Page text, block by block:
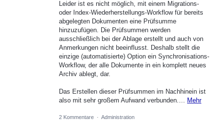
Leider ist es nicht möglich, mit einem Migrations-
oder Index-Wiederherstellungs-Workflow für bereits
abgelegten Dokumenten eine Prüfsumme
hinzuzufügen. Die Prüfsummen werden
ausschließlich bei der Ablage erstellt und auch von
Anmerkungen nicht beeinflusst. Deshalb stellt die
einzige (automatisierte) Option ein Synchronisations-
Workflow, der alle Dokumente in ein komplett neues
Archiv ablegt, dar.
Das Erstellen dieser Prüfsummen im Nachhinein ist
also mit sehr großem Aufwand verbunden.…
Mehr
2 Kommentare · Administration